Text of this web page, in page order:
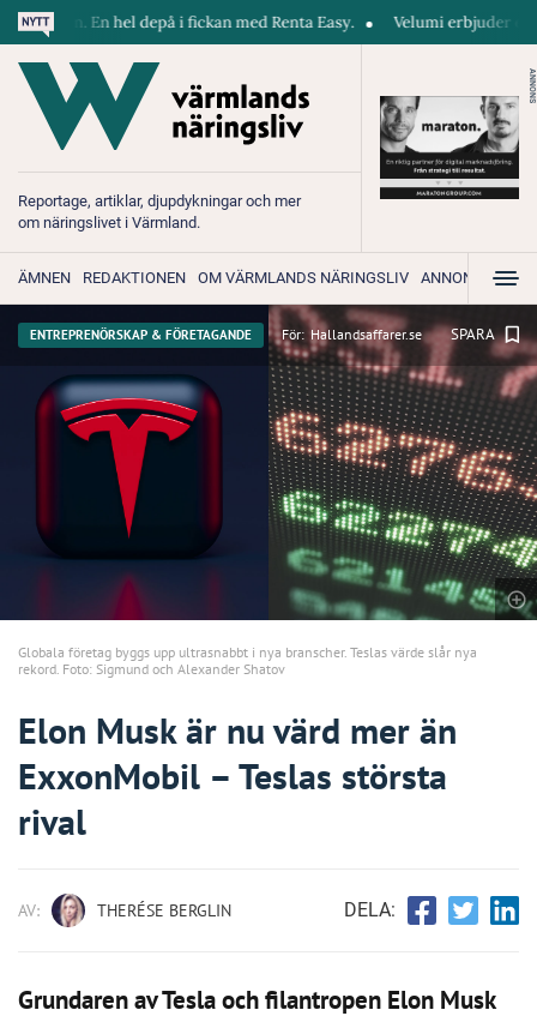
hel depå i fickan med Renta Easy. Velumi erbjuder ett
Reportage, artiklar, djupdykningar och mer
om näringslivet i Värmland.
ANNONS
ÄMNEN REDAKTIONEN OM VÄRMLANDS NÄRINGSLIV ANNONSERA
ENTREPRENÖRSKAP & FÖRETAGANDE För: Hallandsaffarer.se SPARA
Globala företag byggs upp ultrasnabbt i nya branscher. Teslas värde slår nya
rekord. Foto: Sigmund och Alexander Shatov
Elon Musk är nu värd mer än
ExxonMobil – Teslas största
rival
AV: THERÉSE BERGLIN DELA:
Grundaren av Tesla och filantropen Elon Musk